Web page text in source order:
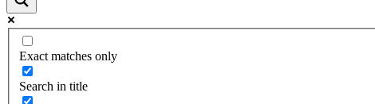
Exact matches only
Search in title